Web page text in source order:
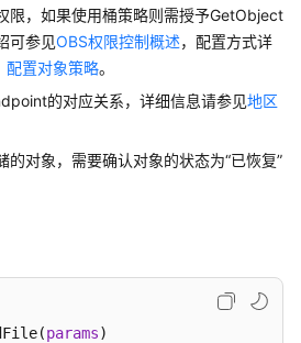
，如果使用桶策略则需授予GetObject
可参见OBS权限控制概述，配置方式详
配置对象策略。
的对应关系，详细信息请参见地区
的对象，需要确认对象的状态为“已恢复”
params)